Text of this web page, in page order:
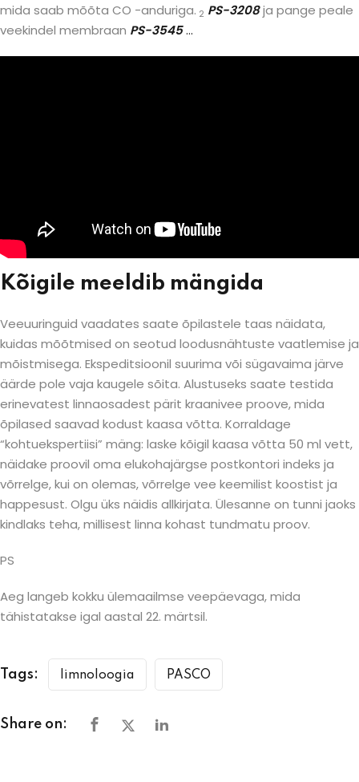
mida saab mõõta CO -anduriga. 2 PS-3208ja pange peale
veekindel membraan PS-3545…
Kõigile meeldib mängida
Veeuuringuid vaadates saate õpilastele taas näidata,
kuidas mõõtmised on seotud loodusnähtuste vaatlemise ja
mõistmisega. Ekspeditsioonil suurima või sügavaima järve
äärde pole vaja kaugele sõita. Alustuseks saate testida
erinevatest linnaosadest pärit kraanivee proove, mida
õpilased saavad kodust kaasa võtta. Korraldage
“kohtuekspertiisi” mäng: laske kõigil kaasa võtta 50 ml vett,
näidake proovil oma elukohajärgse postkontori indeks ja
võrrelge, kui on olemas, võrrelge vee keemilist koostist ja
happesust. Olgu üks näidis allkirjata. Ülesanne on tunni jaoks
kindlaks teha, millisest linna kohast tundmatu proov.
PS
Aeg langeb kokku ülemaailmse veepäevaga, mida
tähistatakse igal aastal 22. märtsil.
Tags: limnoloogia PASCO
Share on: